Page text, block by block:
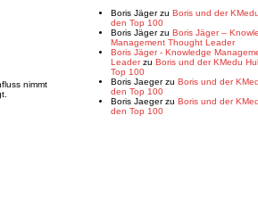
nimmt
Boris Jägerzu Boris und der
den Top 100
Boris Jägerzu Boris Jäger –
Management Thought Leader
Boris Jäger - Knowledge
Leaderzu Boris und der KMedu
Top 100
Boris Jaegerzu Boris und der
den Top 100
Boris Jaegerzu Boris und der
den Top 100